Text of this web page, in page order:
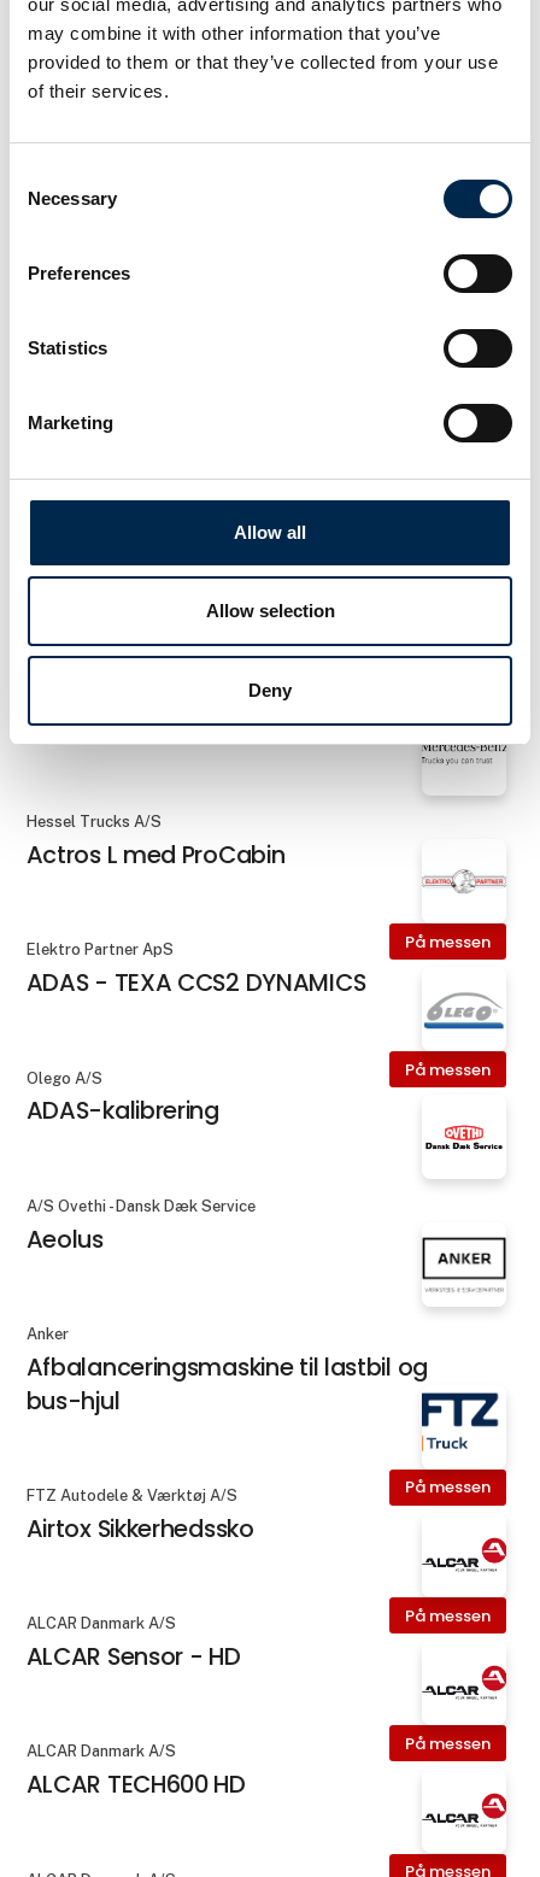
may combine it with other information that you’ve
provided to them or that they’ve collected from your use
of their services.
Selection
Necessary
Preferences
Statistics
Marketing
Allow all
Allow selection
Deny
På messen
Elektro Partner ApS
TOUCH
A/C-fyldestation - TEXA KONFORT 712
A/C-fyldestation - KONFORT 707 OFF
ROAD
Global A1 I/S
Actros F
Hessel Trucks A/S
Actros L med ProCabin
På messen
Elektro Partner ApS
ADAS - TEXA CCS2 DYNAMICS
På messen
Olego A/S
ADAS-kalibrering
A/S Ovethi - Dansk Dæk Service
Aeolus
Anker
Afbalanceringsmaskine til lastbil og
bus-hjul
På messen
FTZ Autodele & Værktøj A/S
Airtox Sikkerhedssko
På messen
ALCAR Danmark A/S
ALCAR Sensor - HD
På messen
ALCAR Danmark A/S
ALCAR TECH600 HD
På messen